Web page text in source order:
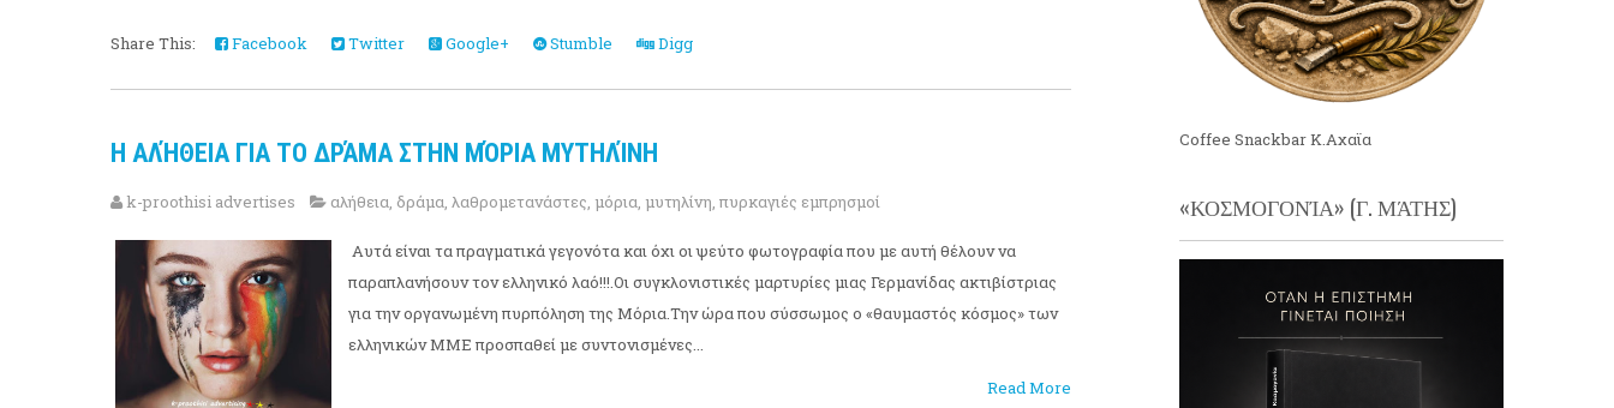
Share This: Facebook Twitter Google+ Stumble Digg
Η ΑΛΉΘΕΙΑ ΓΙΑ ΤΟ ΔΡΆΜΑ ΣΤΗΝ ΜΌΡΙΑ ΜΥΤΗΛΊΝΗ
k-proothisi advertises αλήθεια δράμα λαθρομετανάστες μόρια μυτηλίνη πυρκαγιές εμπρησμοί
Αυτά είναι τα πραγματικά γεγονότα και όχι οι ψεύτο φωτογραφία που με αυτή θέλουν να
παραπλανήσουν τον ελληνικό λαό!!!.Οι συγκλονιστικές μαρτυρίες μιας Γερμανίδας ακτιβίστριας
για την οργανωμένη πυρπόληση της Μόρια.Την ώρα που σύσσωμος ο «θαυμαστός κόσμος» των
ελληνικών ΜΜΕ προσπαθεί με συντονισμένες...
Read More
Coffee Snackbar Κ.Αχαϊα
«ΚΟΣΜΟΓΟΝΊΑ» (Γ. ΜΆΤΗΣ)